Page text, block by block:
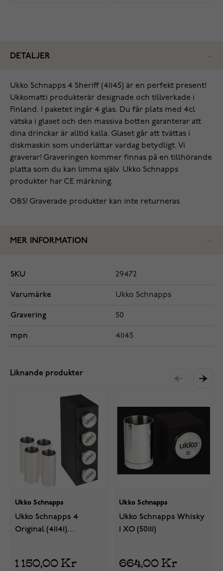
DETALJER
Ukko Schnapps 4 Sheriff (41145) är en perfekt present!
Ukkomatti produkterär designade och tillverkade i
Finland. I paketet ingår 4 glas. Du får plats med 4cl
vätska i glaset och den massiva botten garanterar att
dina drinckar är alltid kalla. Glaset går att tvättas i
diskmaskin som underlättar vardag betydligt. Vi
graverar! Graveringen kommer finnas på en tillhörande
platta som du kan limma själv. Ukko Schnapps
produkter har CE märkning.
OBS! Graverade produkter kan inte returneras
MER INFORMATION
SKU 29472
Varumärke Ukko Schnapps
Gravering 50
mpn 41145
Liknande produkter
Ukko Schnapps
Ukko Schnapps 4
Original (41141)
1 150,00 Kr
Ukko Schnapps
Ukko Schnapps Whisky
1 XO (50111)
664,00 Kr